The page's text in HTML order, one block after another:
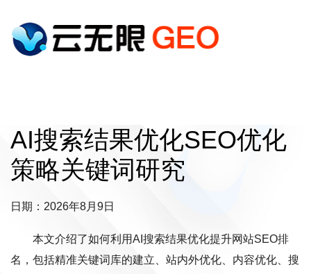
AI搜索结果优化SEO优化
策略关键词研究
日期：2026年8月9日
本文介绍了如何利用AI搜索结果优化提升网站SEO排
名，包括精准关键词库的建立、站内外优化、内容优化、搜